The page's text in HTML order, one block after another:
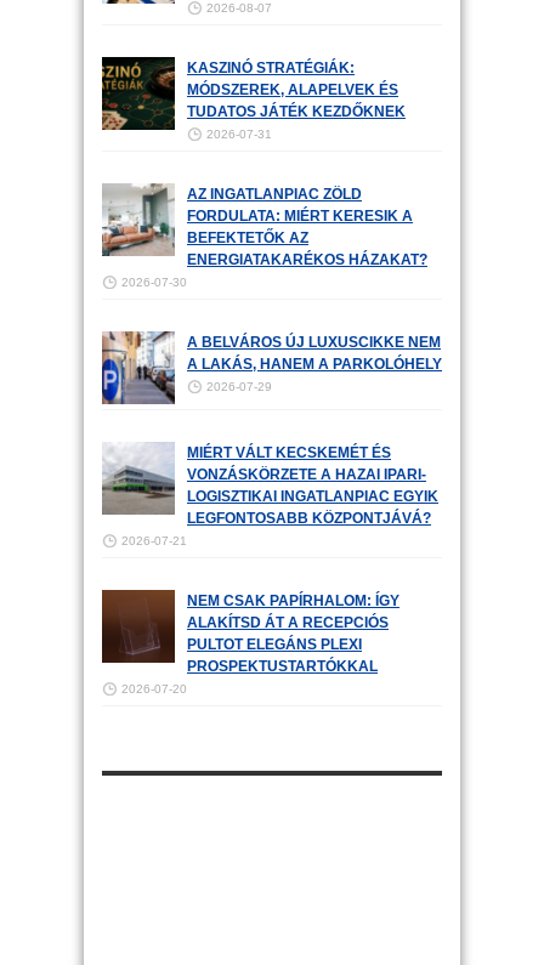
2026-08-07
KASZINÓ STRATÉGIÁK:
MÓDSZEREK, ALAPELVEK ÉS
TUDATOS JÁTÉK KEZDŐKNEK
2026-07-31
AZ INGATLANPIAC ZÖLD
FORDULATA: MIÉRT KERESIK A
BEFEKTETŐK AZ
ENERGIATAKARÉKOS HÁZAKAT?
2026-07-30
A BELVÁROS ÚJ LUXUSCIKKE NEM
A LAKÁS, HANEM A PARKOLÓHELY
2026-07-29
MIÉRT VÁLT KECSKEMÉT ÉS
VONZÁSKÖRZETE A HAZAI IPARI-
LOGISZTIKAI INGATLANPIAC EGYIK
LEGFONTOSABB KÖZPONTJÁVÁ?
2026-07-21
NEM CSAK PAPÍRHALOM: ÍGY
ALAKÍTSD ÁT A RECEPCIÓS
PULTOT ELEGÁNS PLEXI
PROSPEKTUSTARTÓKKAL
2026-07-20